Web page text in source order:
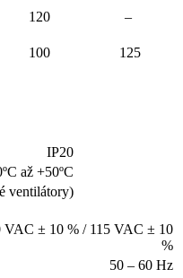
120
–
100 125
IP20
až +50ºC
ventilátory)
VAC ± 10 % / 115 VAC ± 10
%
50 – 60 Hz